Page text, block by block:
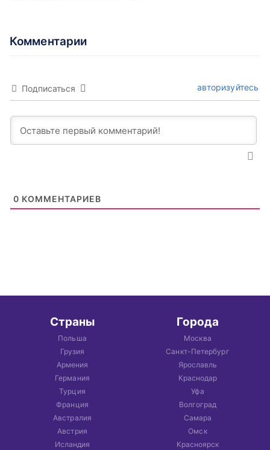
Комментарии
Подписаться авторизуйтесь
0 КОММЕНТАРИЕВ
Страны
Польша
Грузия
Армения
Германия
Турция
Франция
Австралия
Австрия
Исландия
Города
Москва
Санкт-Петербург
Ярославль
Краснодар
Уфа
Волгоград
Самара
Омск
Красноярск